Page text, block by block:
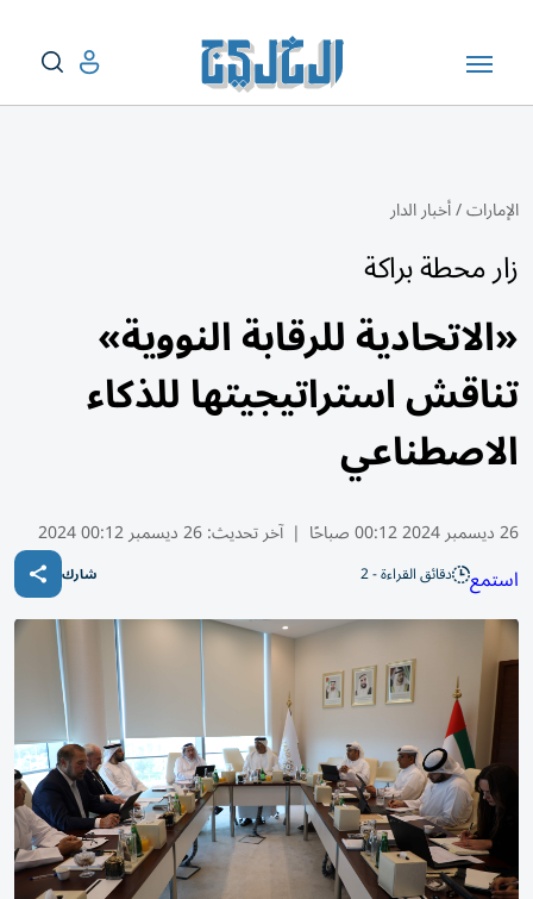
الإمارات/أخبار الدار
زار محطة براكة
«الاتحادية للرقابة النووية»
تناقش استراتيجيتها للذكاء
الاصطناعي
26 ديسمبر 2024 00:12 صباحًا | آخر تحديث:26 ديسمبر 00:12 2024
استمع دقائق القراءة - 2 شارك